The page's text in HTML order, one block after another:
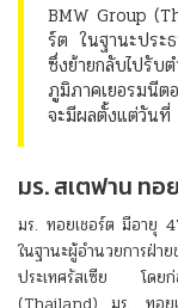
BMW Group
ร์ต ในฐานะปร
ซึ่งย้ายกลับไปรับ
ภูมิภาคเยอรมนีต
จะมีผลตั้งแต่วัน
มร. สเตฟาน ทอ
มร. ทอยเชอร์ต มีอายุ
ในฐานะผู้อำนวยการ
ประเทศรัสเซีย โดย